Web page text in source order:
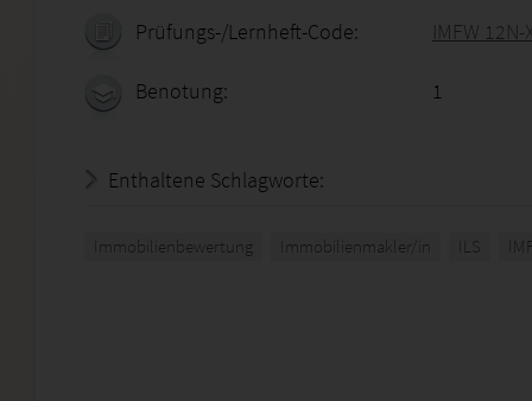
Prüfungs-/Lernheft-Code: IMFW
Benotung: 1
Enthaltene Schlagworte:
Immobilienbewertung Immobilienmakler/in ILS